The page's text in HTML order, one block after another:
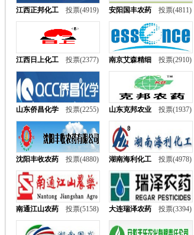
江西正邦化工 投票(4919) 安阳国丰农药 投票(4811)
江西日上化工 投票(2377) 南京艾森精细 投票(2910)
山东侨昌化学 投票(2255) 山东克邦农业 投票(1937)
沈阳丰收农药 投票(4880) 湖南海利化工 投票(4978)
南通江山农药 投票(5158) 大连瑞泽农药 投票(3394)